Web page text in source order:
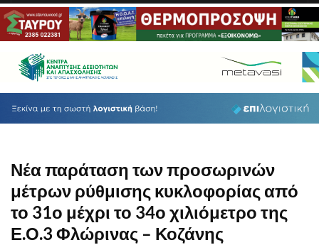
Νέα παράταση των προσωρινών
μέτρων ρύθμισης κυκλοφορίας από
το 31ο μέχρι το 34ο χιλιόμετρο της
Ε.Ο.3 Φλώρινας – Κοζάνης